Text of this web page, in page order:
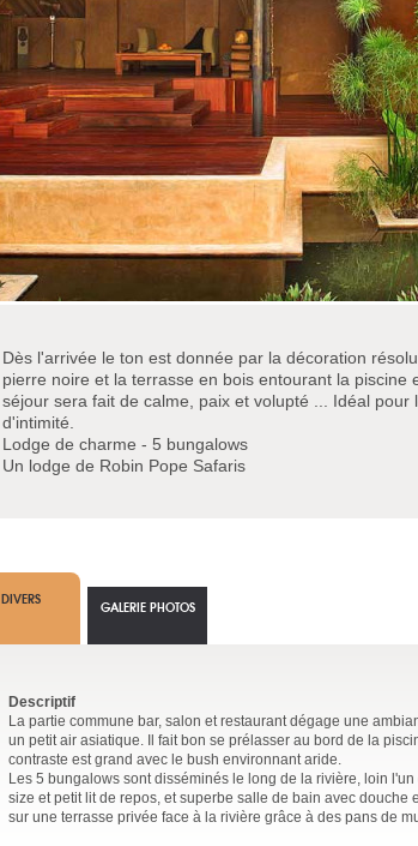
Dès l'arrivée le ton est donnée par la décoration
pierre noire et la terrasse en bois entourant la piscine
séjour sera fait de calme, paix et volupté ... Idéal pour
d'intimité.
Lodge de charme - 5 bungalows
Un lodge de Robin Pope Safaris
DIVERS
Descriptif
La partie commune bar, salon et restaurant dégage une
un petit air asiatique. Il fait bon se prélasser au bord de la
contraste est grand avec le bush environnant aride.
Les 5 bungalows sont disséminés le long de la rivière, loin
size et petit lit de repos, et superbe salle de bain avec
sur une terrasse privée face à la rivière grâce à des pans de
GALERIE PHOTOS